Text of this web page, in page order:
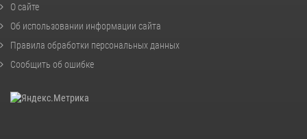
О сайте
Об использовании информации сайта
Правила обработки персональных данных
Сообщить об ошибке